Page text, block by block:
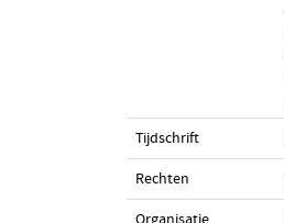
Tijdschrift
Rechten